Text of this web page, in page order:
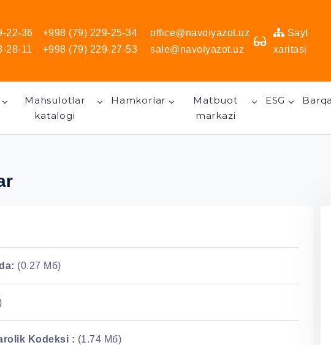
22-36
28-11
+998 (79) 229-25-34
+998 (79) 229-27-53
office@navoiyazot.uz
sale@navoiyazot.uz
Sayt
xaritasi
Mahsulotlar
katalogi
Hamkorlar
Matbuot
markazi
ESG
(0.27 Мб)
Kodeksi : (1.74 Мб)